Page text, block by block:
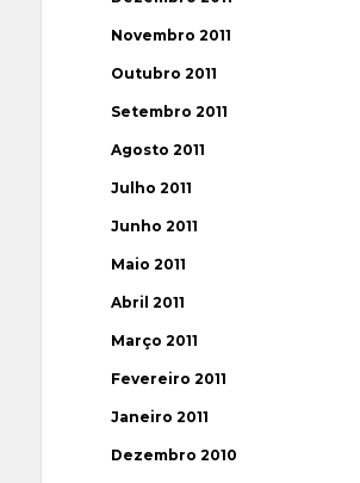
Novembro 2011
Outubro 2011
Setembro 2011
Agosto 2011
Julho 2011
Junho 2011
Maio 2011
Abril 2011
Março 2011
Fevereiro 2011
Janeiro 2011
Dezembro 2010